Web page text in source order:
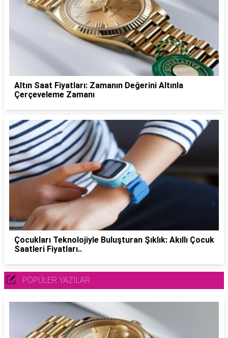
Altın Saat Fiyatları: Zamanın Değerini Altınla
Çerçeveleme Zamanı
Çocukları Teknolojiyle Buluşturan Şıklık: Akıllı Çocuk
Saatleri Fiyatları..
POPÜLER YAZILAR